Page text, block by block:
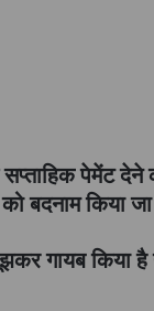
पेमेंट
बदनाम किया
गायब किया